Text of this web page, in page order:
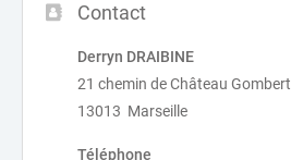
Contact
Derryn DRAIBINE
21 chemin de Château Gombert
13013 Marseille
Téléphone